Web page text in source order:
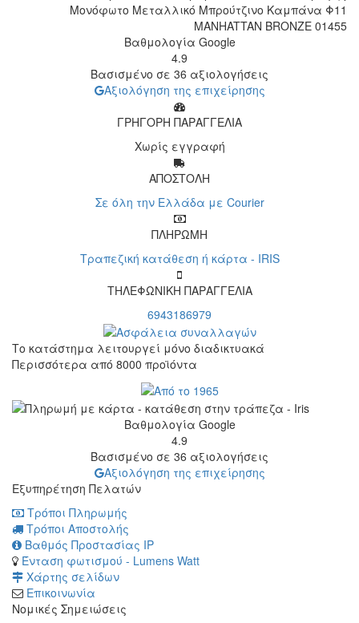
Μονόφωτο Μεταλλικό Μπρούτζινο Καμπάνα Φ11
MANHATTAN BRONZE 01455
Βαθμολογία Google
4.9
Βασισμένο σε 36 αξιολογήσεις
Αξιολόγηση της επιχείρησης
ΓΡΗΓΟΡΗ ΠΑΡΑΓΓΕΛΙΑ
Χωρίς εγγραφή
ΑΠΟΣΤΟΛΗ
Σε όλη την Ελλάδα με Courier
ΠΛΗΡΩΜΗ
Τραπεζική κατάθεση ή κάρτα - IRIS
ΤΗΛΕΦΩΝΙΚΗ ΠΑΡΑΓΓΕΛΙΑ
6943186979
Το κατάστημα λειτουργεί μόνο διαδικτυακά
Περισσότερα από 8000 προϊόντα
Βαθμολογία Google
4.9
Βασισμένο σε 36 αξιολογήσεις
Αξιολόγηση της επιχείρησης
Εξυπηρέτηση Πελατών
Τρόποι Πληρωμής
Τρόποι Αποστολής
Βαθμός Προστασίας IP
Ένταση φωτισμού - Lumens Watt
Χάρτης σελίδων
Επικοινωνία
Νομικές Σημειώσεις